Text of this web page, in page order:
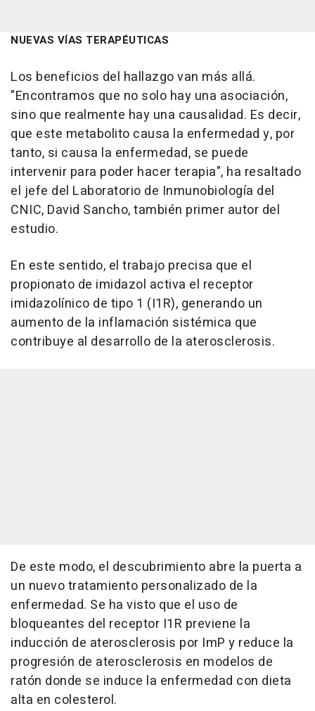
NUEVAS VÍAS TERAPÉUTICAS
Los beneficios del hallazgo van más allá.
"Encontramos que no solo hay una asociación,
sino que realmente hay una causalidad. Es decir,
que este metabolito causa la enfermedad y, por
tanto, si causa la enfermedad, se puede
intervenir para poder hacer terapia", ha resaltado
el jefe del Laboratorio de Inmunobiología del
CNIC, David Sancho, también primer autor del
estudio.
En este sentido, el trabajo precisa que el
propionato de imidazol activa el receptor
imidazolínico de tipo 1 (I1R), generando un
aumento de la inflamación sistémica que
contribuye al desarrollo de la aterosclerosis.
De este modo, el descubrimiento abre la puerta a
un nuevo tratamiento personalizado de la
enfermedad. Se ha visto que el uso de
bloqueantes del receptor I1R previene la
inducción de aterosclerosis por ImP y reduce la
progresión de aterosclerosis en modelos de
ratón donde se induce la enfermedad con dieta
alta en colesterol.